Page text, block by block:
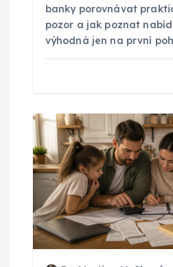
banky porovnávat
pozor a jak poznat
výhodná jen na první